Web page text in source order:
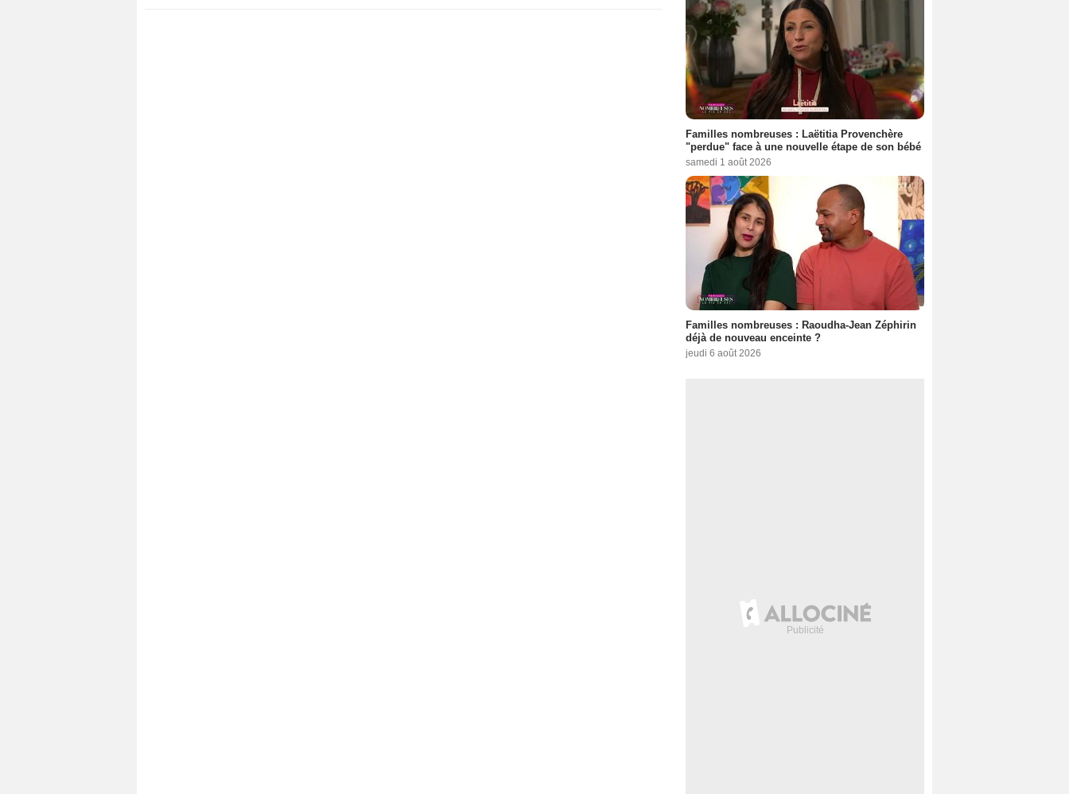
Familles nombreuses : Laëtitia Provenchère
"perdue" face à une nouvelle étape de son bébé
samedi 1 août 2026
Familles nombreuses : Raoudha-Jean Zéphirin
déjà de nouveau enceinte ?
jeudi 6 août 2026